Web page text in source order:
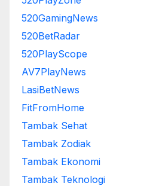
520GamingNews
520BetRadar
520PlayScope
AV7PlayNews
LasiBetNews
FitFromHome
Tambak Sehat
Tambak Zodiak
Tambak Ekonomi
Tambak Teknologi